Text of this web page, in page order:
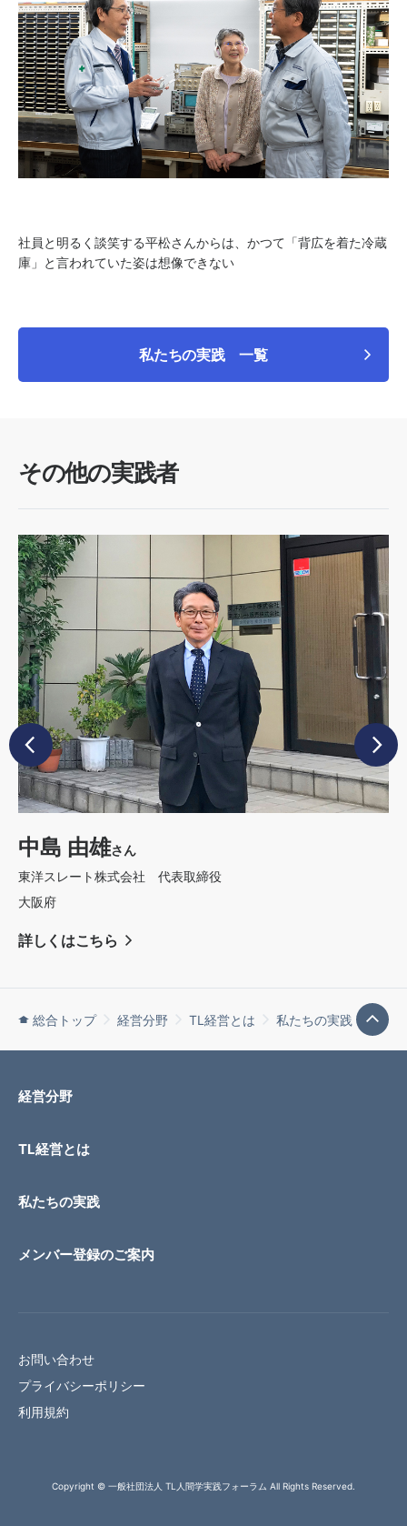
社員と明るく談笑する平松さんからは、かつて「背広を着た冷蔵
庫」と言われていた姿は想像できない
私たちの実践 一覧
その他の実践者
中島 由雄さん
東洋スレート株式会社 代表取締役
大阪府
詳しくはこちら
総合トップ 経営分野 TL経営とは 私たちの実践
経営分野
TL経営とは
私たちの実践
メンバー登録のご案内
お問い合わせ
プライバシーポリシー
利用規約
Copyright © 一般社団法人 TL人間学実践フォーラム All Rights Reserved.